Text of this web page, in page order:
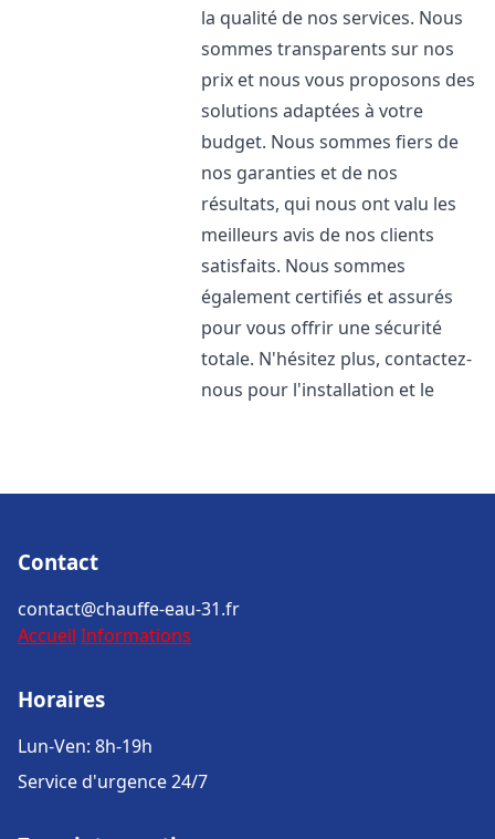
la qualité de nos services. Nous
sommes transparents sur nos
prix et nous vous proposons des
solutions adaptées à votre
budget. Nous sommes fiers de
nos garanties et de nos
résultats, qui nous ont valu les
meilleurs avis de nos clients
satisfaits. Nous sommes
également certifiés et assurés
pour vous offrir une sécurité
totale. N'hésitez plus, contactez-
nous pour l'installation et le
Contact
contact@chauffe-eau-31.fr
Accueil Informations
Horaires
Lun-Ven: 8h-19h
Service d'urgence 24/7